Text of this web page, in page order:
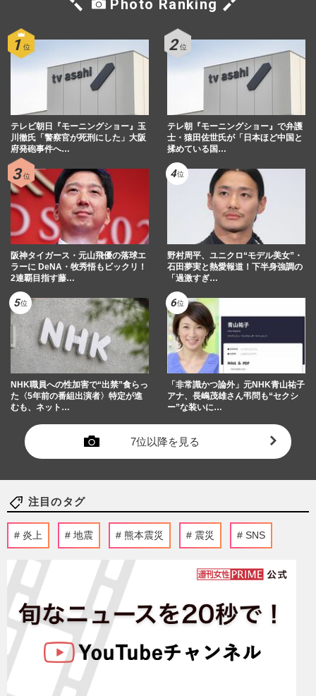
Photo Ranking
テレビ朝日『モーニングショー』玉
川徹氏「警察官が死刑にした」大阪
府発砲事件へ…
テレ朝『モーニングショー』で弁護
士・猿田佐世氏が「日本ほど中国と
揉めている国…
阪神タイガース・元山飛優の落球エ
ラーに DeNA・牧秀悟もビックリ！
2連覇目指す藤…
野村周平、ユニクロ“モデル美女”・
石田夢実と熱愛報道！下半身強調の
「過激すぎ…
NHK職員への性加害で“出禁”食らっ
た〈5年前の番組出演者〉特定が進
むも、ネット…
「非常識かつ論外」元NHK青山祐子
アナ、長嶋茂雄さん弔問も“セクシ
ー”な装いに…
7位以降を見る
注目のタグ
炎上 地震 熊本震災 震災 SNS